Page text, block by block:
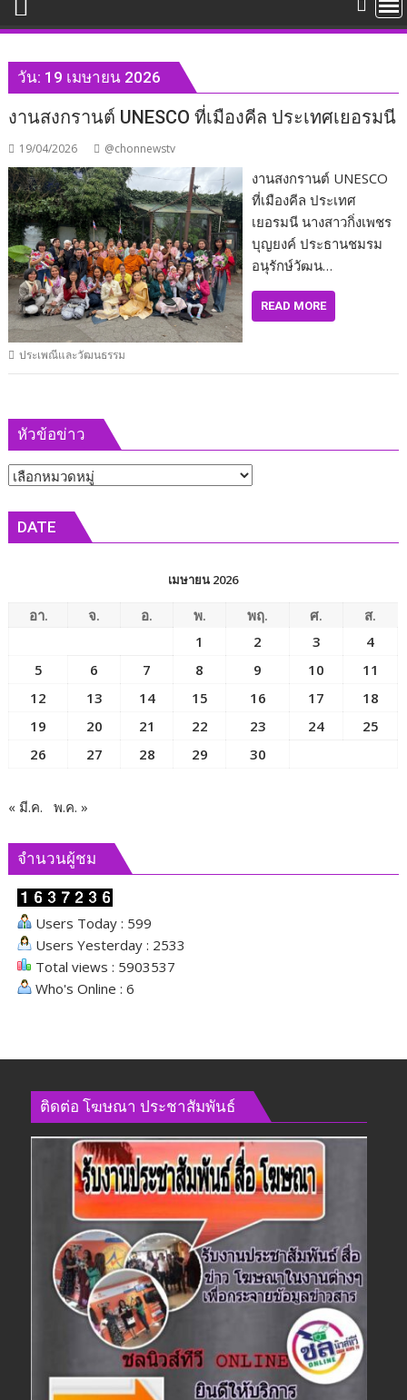
วัน: 19 เมษายน 2026
งานสงกรานต์ UNESCO ที่เมืองคีล ประเทศเยอรมนี
19/04/2026 @chonnewstv
งานสงกรานต์ UNESCO
ที่เมืองคีล ประเทศ
เยอรมนี นางสาวกิ่งเพชร
บุญยงค์ ประธานชมรม
อนุรักษ์วัฒน…
READ MORE
ประเพณีและวัฒนธรรม
หัวข้อข่าว
หัวข้อ
DATE
เมษายน 2026
อา. จ. อ. พ. พฤ. ศ.
ส.
1
2 3
4
5
6 7 8 9 10
11
12
13 14 15 16 17
18
19
20 21 22 23 24
25
26
27 28 29 30
« มี.ค. พ.ค. »
จำนวนผู้ชม
Users Today : 599
Users Yesterday : 2533
Total views : 5903537
Who's Online : 6
ติดต่อ​ โฆษณา​ ประชาสัมพันธ์